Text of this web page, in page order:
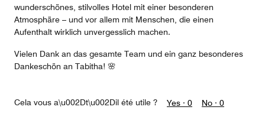
wunderschönes, stilvolles Hotel mit einer besonderen
Atmosphäre – und vor allem mit Menschen, die einen
Aufenthalt wirklich unvergesslich machen.
Vielen Dank an das gesamte Team und ein ganz besonderes
Dankeschön an Tabitha! 🌸
Cela vous a\u002Dt\u002Dil été utile ? Yes · 0 No · 0